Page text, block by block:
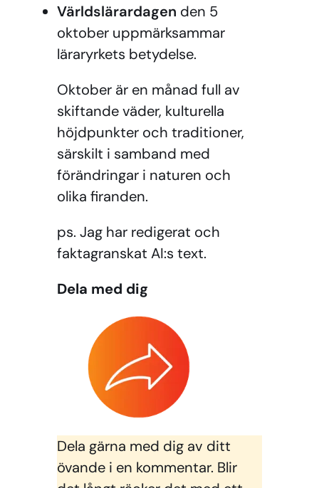
Världslärardagen den 5
oktober uppmärksammar
läraryrkets betydelse.
Oktober är en månad full av
skiftande väder, kulturella
höjdpunkter och traditioner,
särskilt i samband med
förändringar i naturen och
olika firanden.
ps. Jag har redigerat och
faktagranskat AI:s text.
Dela med dig
Dela gärna med dig av ditt
övande i en kommentar. Blir